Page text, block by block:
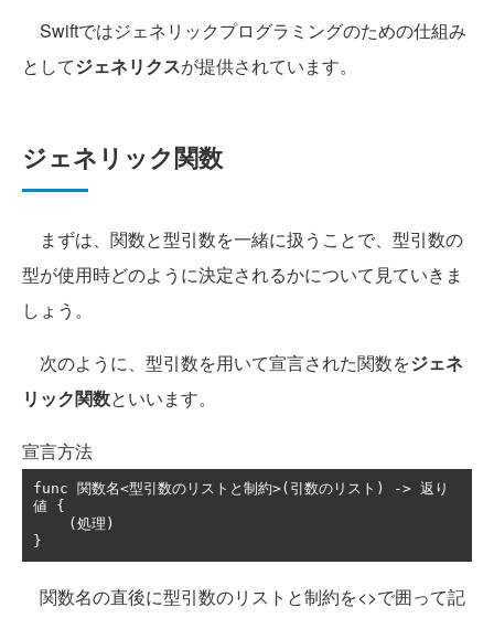
Swiftではジェネリックプログラミングのための仕組み
としてジェネリクスが提供されています。
ジェネリック関数
まずは、関数と型引数を一緒に扱うことで、型引数の
型が使用時どのように決定されるかについて見ていきま
しょう。
次のように、型引数を用いて宣言された関数をジェネ
リック関数といいます。
宣言方法
func 関数名<型引数のリストと制約>(引数のリスト) -> 返り
値 {
(処理)
}
関数名の直後に型引数のリストと制約を<>で囲って記